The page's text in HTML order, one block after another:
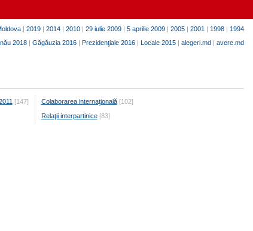
| 2019 | 2014 | 2010 | 29 iulie 2009 | 5 aprilie 2009 | 2005 | 2001 | 1998 | 1994
2018 | Găgăuzia 2016 | Prezidenţiale 2016 | Locale 2015 | alegeri.md | avere.md
[147] Colaborarea internaţională[102]
Relaţii interpartinice[83]